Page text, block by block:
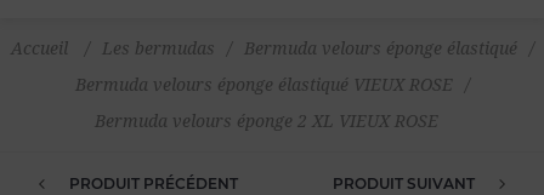
Accueil / Les bermudas / Bermuda velours éponge élastiqué
/
Bermuda velours éponge élastiqué VIEUX ROSE
/
Bermuda velours éponge 2 XL VIEUX ROSE
PRODUIT PRÉCÉDENT PRODUIT SUIVANT